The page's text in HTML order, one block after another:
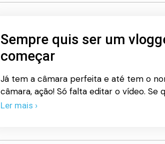
Sempre quis ser um
começar
Já tem a câmara perfeita e até tem o
câmara, ação! Só falta editar o vídeo.
Ler mais ›